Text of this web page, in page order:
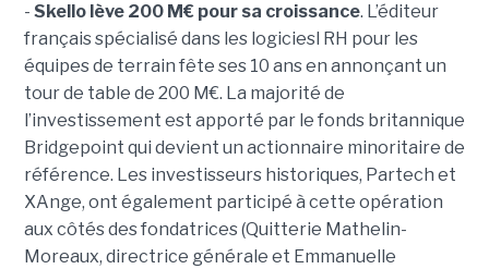
- Skello lève 200 M€ pour sa croissance. L’éditeur
français spécialisé dans les logiciesl RH pour les
équipes de terrain fête ses 10 ans en annonçant un
tour de table de 200 M€. La majorité de
l’investissement est apporté par le fonds britannique
Bridgepoint qui devient un actionnaire minoritaire de
référence. Les investisseurs historiques, Partech et
XAnge, ont également participé à cette opération
aux côtés des fondatrices (Quitterie Mathelin-
Moreaux, directrice générale et Emmanuelle